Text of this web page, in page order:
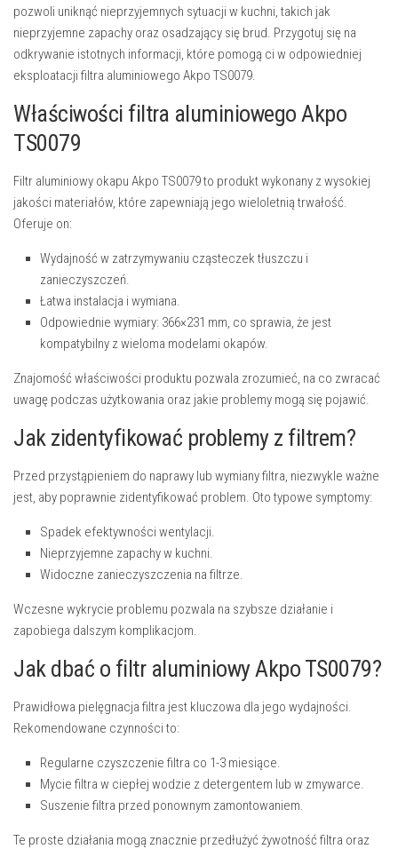
pozwoli uniknąć nieprzyjemnych sytuacji w kuchni, takich jak
nieprzyjemne zapachy oraz osadzający się brud. Przygotuj się na
odkrywanie istotnych informacji, które pomogą ci w odpowiedniej
eksploatacji filtra aluminiowego Akpo TS0079.
Właściwości filtra aluminiowego Akpo
TS0079
Filtr aluminiowy okapu Akpo TS0079 to produkt wykonany z wysokiej
jakości materiałów, które zapewniają jego wieloletnią trwałość.
Oferuje on:
Wydajność w zatrzymywaniu cząsteczek tłuszczu i
zanieczyszczeń.
Łatwa instalacja i wymiana.
Odpowiednie wymiary: 366×231 mm, co sprawia, że jest
kompatybilny z wieloma modelami okapów.
Znajomość właściwości produktu pozwala zrozumieć, na co zwracać
uwagę podczas użytkowania oraz jakie problemy mogą się pojawić.
Jak zidentyfikować problemy z filtrem?
Przed przystąpieniem do naprawy lub wymiany filtra, niezwykle ważne
jest, aby poprawnie zidentyfikować problem. Oto typowe symptomy:
Spadek efektywności wentylacji.
Nieprzyjemne zapachy w kuchni.
Widoczne zanieczyszczenia na filtrze.
Wczesne wykrycie problemu pozwala na szybsze działanie i
zapobiega dalszym komplikacjom.
Jak dbać o filtr aluminiowy Akpo TS0079?
Prawidłowa pielęgnacja filtra jest kluczowa dla jego wydajności.
Rekomendowane czynności to:
Regularne czyszczenie filtra co 1-3 miesiące.
Mycie filtra w ciepłej wodzie z detergentem lub w zmywarce.
Suszenie filtra przed ponownym zamontowaniem.
Te proste działania mogą znacznie przedłużyć żywotność filtra oraz